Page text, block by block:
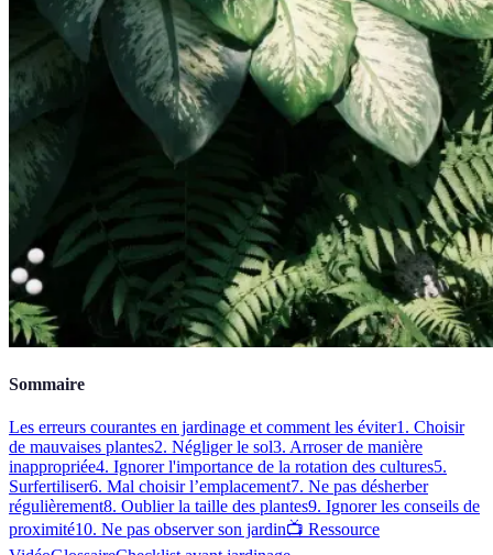
Sommaire
Les erreurs courantes en jardinage et comment les éviter1. Choisir
de mauvaises plantes2. Négliger le sol3. Arroser de manière
inappropriée4. Ignorer l'importance de la rotation des cultures5.
Surfertiliser6. Mal choisir l’emplacement7. Ne pas désherber
régulièrement8. Oublier la taille des plantes9. Ignorer les conseils de
proximité10. Ne pas observer son jardin📺 Ressource